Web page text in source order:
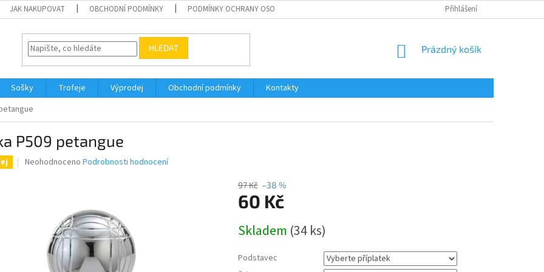
JAK NAKUPOVAT OBCHODNÍ PODMÍNKY PODMÍNKY OCHRANY OSOBNÍCH ÚDAJŮ Přihlášení
HLEDAT
NÁKUPNÍ
Prázdný košík
Sošky Trofeje Výprodej Obchodní podmínky
Kontakty
P509 petangue
Průměrné
hvězdiček.
Neohodnoceno Podrobnosti hodnocení
97 Kč –38 %
60 Kč
cena:
Skladem (34 ks)
Podstavec